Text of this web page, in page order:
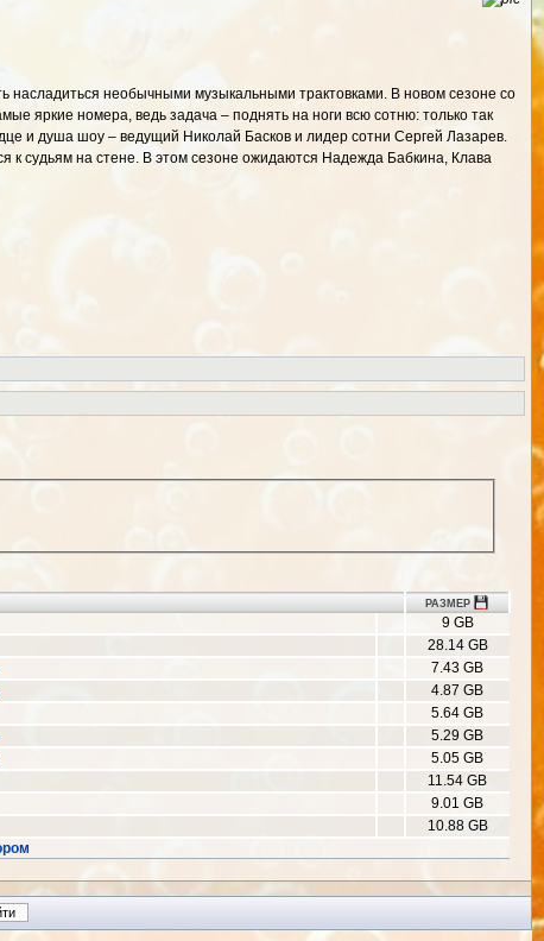
насладиться необычными музыкальными трактовками. В новом сезоне со
яркие номера, ведь задача – поднять на ноги всю сотню: только так
и душа шоу – ведущий Николай Басков и лидер сотни Сергей Лазарев.
к судьям на стене. В этом сезоне ожидаются Надежда Бабкина, Клава
РАЗМЕР
9 GB
28.14 GB
7.43 GB
4.87 GB
5.64 GB
5.29 GB
5.05 GB
11.54 GB
9.01 GB
10.88 GB